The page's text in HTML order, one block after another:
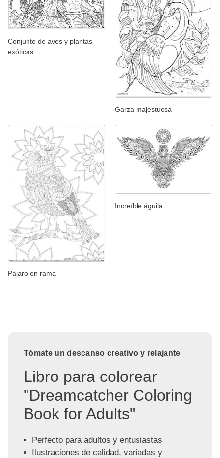
Conjunto de aves y plantas
exóticas
Garza majestuosa
Pájaro en rama
Increíble águila
Tómate un descanso creativo y relajante
Libro para colorear
"Dreamcatcher Coloring
Book for Adults"
Perfecto para adultos y entusiastas
Ilustraciones de calidad, variadas y